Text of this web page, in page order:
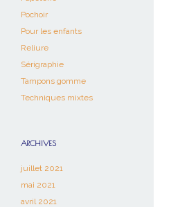
Pochoir
Pour les enfants
Reliure
Sérigraphie
Tampons gomme
Techniques mixtes
ARCHIVES
juillet 2021
mai 2021
avril 2021